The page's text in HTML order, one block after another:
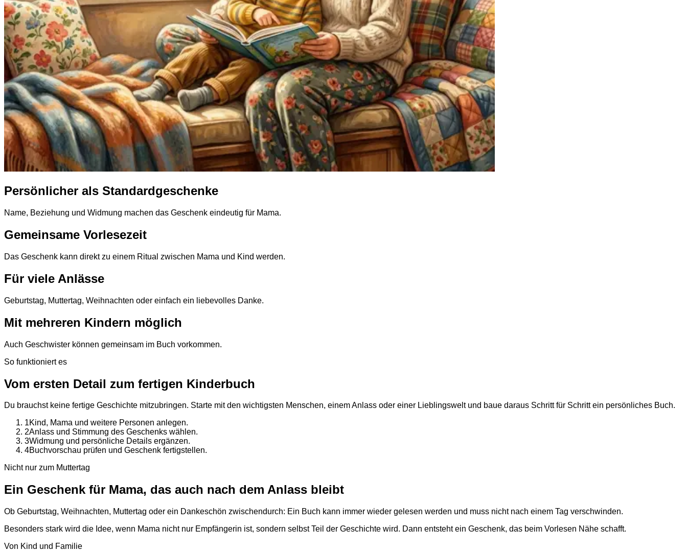
Persönlicher als Standardgeschenke
Name, Beziehung und Widmung machen das Geschenk eindeutig für Mama.
Gemeinsame Vorlesezeit
Das Geschenk kann direkt zu einem Ritual zwischen Mama und Kind werden.
Für viele Anlässe
Geburtstag, Muttertag, Weihnachten oder einfach ein liebevolles Danke.
Mit mehreren Kindern möglich
Auch Geschwister können gemeinsam im Buch vorkommen.
So funktioniert es
Vom ersten Detail zum fertigen Kinderbuch
Du brauchst keine fertige Geschichte mitzubringen. Starte mit den wichtigsten Menschen, einem Anlass oder einer Lieblingswelt und baue daraus Schritt für Schritt ein persönliches Buch.
1Kind, Mama und weitere Personen anlegen.
2Anlass und Stimmung des Geschenks wählen.
3Widmung und persönliche Details ergänzen.
4Buchvorschau prüfen und Geschenk fertigstellen.
Nicht nur zum Muttertag
Ein Geschenk für Mama, das auch nach dem Anlass bleibt
Ob Geburtstag, Weihnachten, Muttertag oder ein Dankeschön zwischendurch: Ein Buch kann immer wieder gelesen werden und muss nicht nach einem Tag verschwinden.
Besonders stark wird die Idee, wenn Mama nicht nur Empfängerin ist, sondern selbst Teil der Geschichte wird. Dann entsteht ein Geschenk, das beim Vorlesen Nähe schafft.
Von Kind und Familie